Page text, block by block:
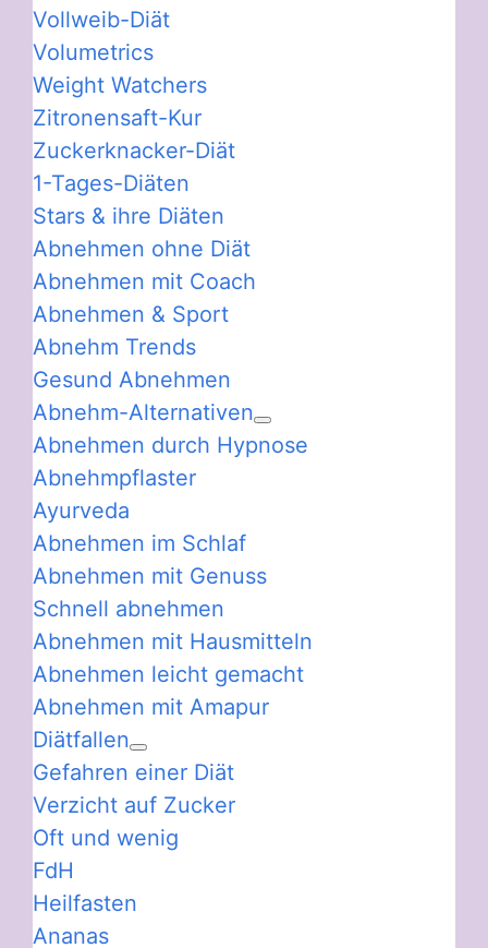
Vollweib-Diät
Volumetrics
Weight Watchers
Zitronensaft-Kur
Zuckerknacker-Diät
1-Tages-Diäten
Stars & ihre Diäten
Abnehmen ohne Diät
Abnehmen mit Coach
Abnehmen & Sport
Abnehm Trends
Gesund Abnehmen
Abnehm-Alternativen
Abnehmen durch Hypnose
Abnehmpflaster
Ayurveda
Abnehmen im Schlaf
Abnehmen mit Genuss
Schnell abnehmen
Abnehmen mit Hausmitteln
Abnehmen leicht gemacht
Abnehmen mit Amapur
Diätfallen
Gefahren einer Diät
Verzicht auf Zucker
Oft und wenig
FdH
Heilfasten
Ananas